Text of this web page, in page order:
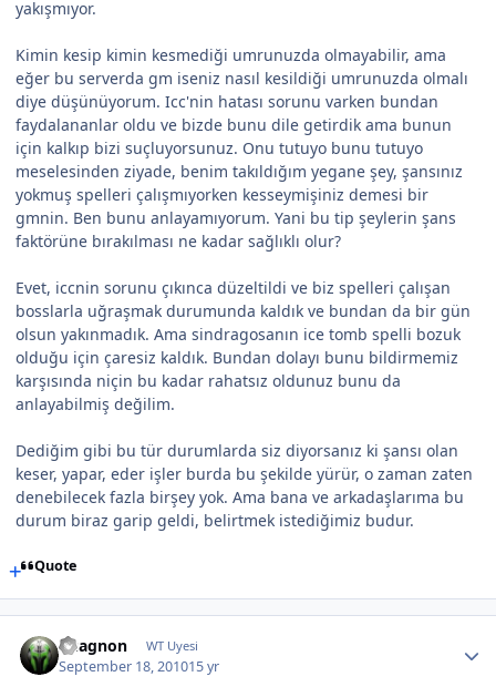
yakışmıyor.
Kimin kesip kimin kesmediği umrunuzda olmayabilir, ama
eğer bu serverda gm iseniz nasıl kesildiği umrunuzda olmalı
diye düşünüyorum. Icc'nin hatası sorunu varken bundan
faydalananlar oldu ve bizde bunu dile getirdik ama bunun
için kalkıp bizi suçluyorsunuz. Onu tutuyo bunu tutuyo
meselesinden ziyade, benim takıldığım yegane şey, şansınız
yokmuş spelleri çalışmıyorken kesseymişiniz demesi bir
gmnin. Ben bunu anlayamıyorum. Yani bu tip şeylerin şans
faktörüne bırakılması ne kadar sağlıklı olur?
Evet, iccnin sorunu çıkınca düzeltildi ve biz spelleri çalışan
bosslarla uğraşmak durumunda kaldık ve bundan da bir gün
olsun yakınmadık. Ama sindragosanın ice tomb spelli bozuk
olduğu için çaresiz kaldık. Bundan dolayı bunu bildirmemiz
karşısında niçin bu kadar rahatsız oldunuz bunu da
anlayabilmiş değilim.
Dediğim gibi bu tür durumlarda siz diyorsanız ki şansı olan
keser, yapar, eder işler burda bu şekilde yürür, o zaman zaten
denebilecek fazla birşey yok. Ama bana ve arkadaşlarıma bu
durum biraz garip geldi, belirtmek istediğimiz budur.
Quote
Vuagnon WT Uyesi
September 18, 201015 yr